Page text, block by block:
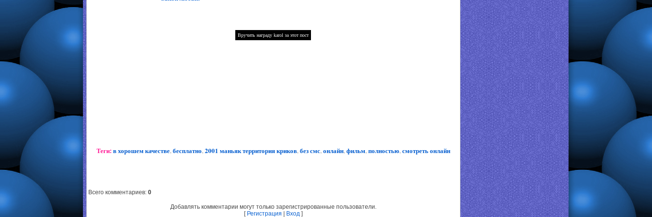
Теги:в хорошем качестве,бесплатно,2001 маньяк территория криков,без смс,онлайн,фильм,полностью,смотреть онлайн
Всего комментариев: 0
Добавлять комментарии могут только зарегистрированные пользователи.
[ Регистрация Вход]